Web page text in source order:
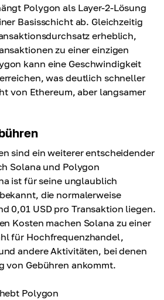
Polygon als Layer-2-Lösung
Basisschicht ab. Gleichzeitig
erheblich,
zu einer einzigen
kann eine Geschwindigkeit
was deutlich schneller
von Ethereum, aber langsamer
sind ein weiterer entscheidender
Solana und Polygon
ist für seine unglaublich
die normalerweise
0,01 USD pro Transaktion liegen.
Kosten machen Solana zu einer
für Hochfrequenzhandel,
andere Aktivitäten, bei denen
von Gebühren ankommt.
Polygon